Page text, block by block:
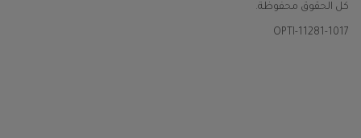
كل الحقوق محفوظة.
OPTI-11281-1017